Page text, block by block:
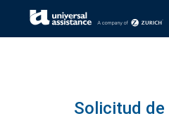
« VOLVER